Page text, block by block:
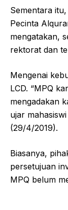
Sementara
Pecinta
mengatakan,
rektorat dan
Mengenai
LCD. “MPQ
mengadakan
ujar
(29/4/2019).
Biasanya,
persetujuan
MPQ belum